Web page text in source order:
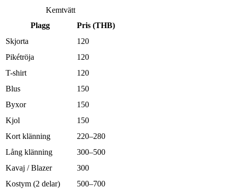
Kemtvätt
Plagg
Pris (THB)
Skjorta
120
Pikétröja
120
T-shirt
120
Blus
150
Byxor
150
Kjol
150
Kort klänning
220–280
Lång klänning
300–500
Kavaj / Blazer
300
Kostym (2 delar)
500–700